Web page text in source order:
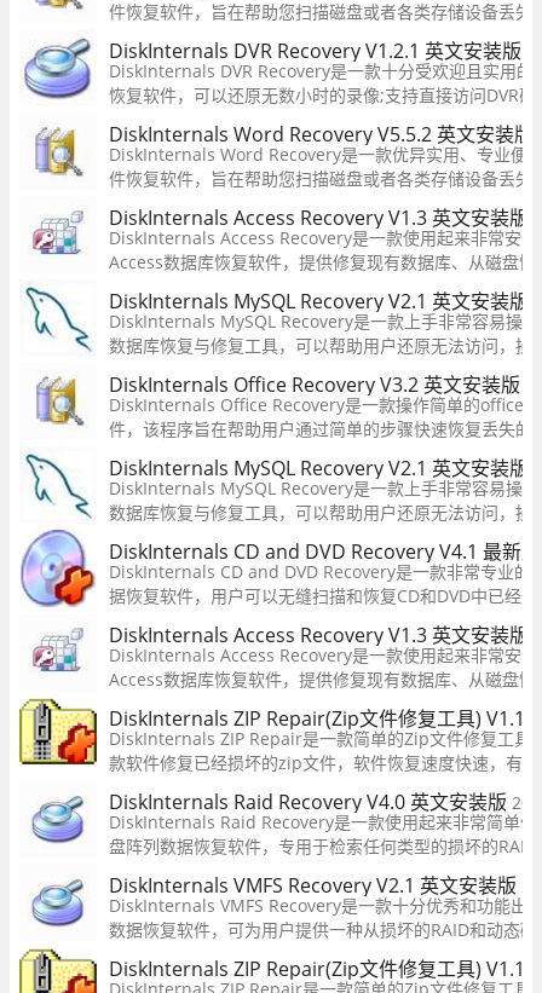
件恢复软件，旨在帮助您扫描磁盘或者各类存储设备丢失
档，软件采用了简单的向导式步骤，您只需选择按照提示
的磁盘分区或驱动器，即可快速扫描得出结果，并允许快
要
DiskInternals DVR Recovery V1.2.1 英文安装版
DiskInternals DVR Recovery是一款十分受欢迎且实用的
恢复软件，可以还原无数小时的录像;支持直接访问DVR硬
或SD卡，它能够直接从发生故障的系统中恢复数据，并
统密码;这使此工具成为法医调查的必备工具，对于DVR数
直接访问
DiskInternals Word Recovery V5.5.2 英文安装版
DiskInternals Word Recovery是一款优异实用、专业便
件恢复软件，旨在帮助您扫描磁盘或者各类存储设备丢失
档，软件采用了简单的向导式步骤，您只需选择按照提示
的磁盘分区或驱动器，即可快速扫描得出结果，并允许快
要
DiskInternals Access Recovery V1.3 英文安装版
DiskInternals Access Recovery是一款使用起来非常安
Access数据库恢复软件，提供修复现有数据库、从磁盘恢
大功能，分别适用于修复损坏的Access数据库文件以及
失的Access数据库文件。
DiskInternals MySQL Recovery V2.1 英文安装版
DiskInternals MySQL Recovery是一款上手非常容易操
数据库恢复与修复工具，可以帮助用户还原无法访问，损
数据库，此恢复软件可与在Windows，Linux和Mac（仅
创建的MySQL数据库配合使用！
DiskInternals Office Recovery V3.2 英文安装版
DiskInternals Office Recovery是一款操作简单的office
件，该程序旨在帮助用户通过简单的步骤快速恢复丢失的
Excel、PowerPoint、OpenOffice 2、Access、Outlook
件类型，其具备了三种文件恢复模式，分别对应不同的文
DiskInternals MySQL Recovery V2.1 英文安装版
DiskInternals MySQL Recovery是一款上手非常容易操
数据库恢复与修复工具，可以帮助用户还原无法访问，损
数据库，此恢复软件可与在Windows，Linux和Mac（仅
创建的MySQL数据库配合使用！
DiskInternals CD and DVD Recovery V4.1 最新
DiskInternals CD and DVD Recovery是一款非常专业的
据恢复软件，用户可以无缝扫描和恢复CD和DVD中已经
可以兼容光盘、刻录光盘等类型。这款软件使用也是相当
需要的话可以来本站下载哦。
DiskInternals Access Recovery V1.3 英文安装版
DiskInternals Access Recovery是一款使用起来非常安
Access数据库恢复软件，提供修复现有数据库、从磁盘恢
大功能，分别适用于修复损坏的Access数据库文件以及
失的Access数据库文件。
DiskInternals ZIP Repair(Zip文件修复工具) V1.1
DiskInternals ZIP Repair是一款简单的Zip文件修复工具
款软件修复已经损坏的zip文件，软件恢复速度快速，有
用户进行文件的修复，还可以修复压缩结构和提取归档文
方便实用。
DiskInternals Raid Recovery V4.0 英文安装版
DiskInternals Raid Recovery是一款使用起来非常简单便
盘阵列数据恢复软件，专用于检索任何类型的损坏的RAID
而无需考虑复杂的过程，因为整个任务是完全自动化的。
用，您可以扫描计算机上已删除的文件和文件夹，然后将
到硬盘驱动
DiskInternals VMFS Recovery V2.1 英文安装版
DiskInternals VMFS Recovery是一款十分优秀和功能出
数据恢复软件，可为用户提供一种从损坏的RAID和动态
数据以及装入映像和映射虚拟分区的简单方法，并允许在
vSphere，ESXi / ESX服务器上恢复VMDK映像。
DiskInternals ZIP Repair(Zip文件修复工具) V1.1